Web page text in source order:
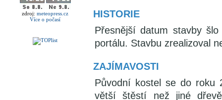
zdroj: meteopress.cz
Více o počasí
HISTORIE
Přesnější datum stavby
portálu. Stavbu zrealizoval
ZAJÍMAVOSTI
Původní kostel se do roku
větší štěstí než jiné